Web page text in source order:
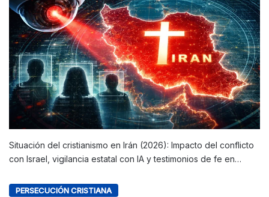
Situación del cristianismo en Irán (2026): Impacto del conflicto
con Israel, vigilancia estatal con IA y testimonios de fe en…
PERSECUCIÓN CRISTIANA